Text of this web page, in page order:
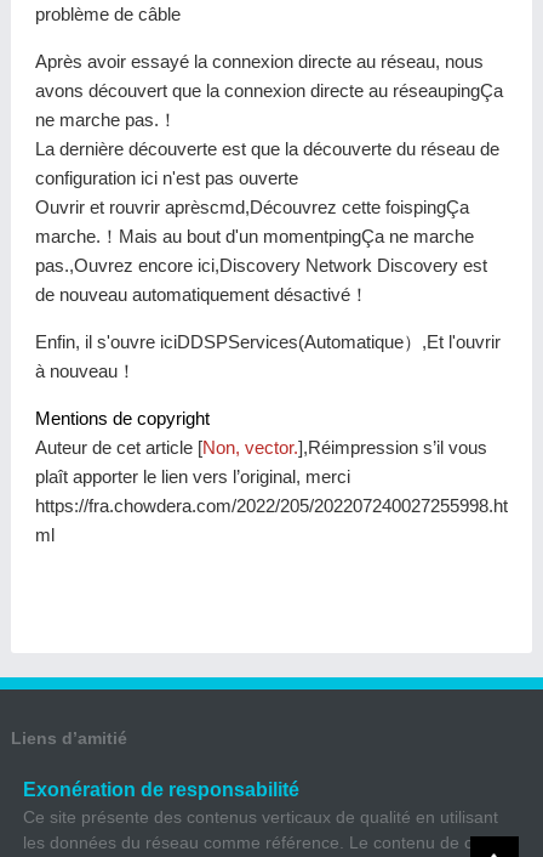
problème de câble
Après avoir essayé la connexion directe au réseau, nous
avons découvert que la connexion directe au réseaupingÇa
ne marche pas.！
La dernière découverte est que la découverte du réseau de
configuration ici n'est pas ouverte
Ouvrir et rouvrir aprèscmd,Découvrez cette foispingÇa
marche.！Mais au bout d'un momentpingÇa ne marche
pas.,Ouvrez encore ici,Discovery Network Discovery est
de nouveau automatiquement désactivé！
Enfin, il s'ouvre iciDDSPServices(Automatique）,Et l'ouvrir
à nouveau！
Mentions de copyright
Auteur de cet article [Non, vector.],Réimpression s’il vous
plaît apporter le lien vers l’original, merci
https://fra.chowdera.com/2022/205/202207240027255998.ht
ml
Liens d’amitié
Exonération de responsabilité
Ce site présente des contenus verticaux de qualité en utilisant
les données du réseau comme référence. Le contenu de ce site